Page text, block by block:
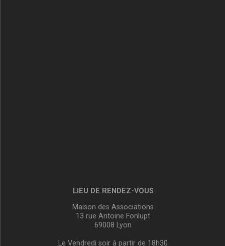
LIEU DE RENDEZ-VOUS
Maison des Associations
13 rue Antoine Fonlupt
69008 Lyon
Le Vendredi soir à partir de 18h30